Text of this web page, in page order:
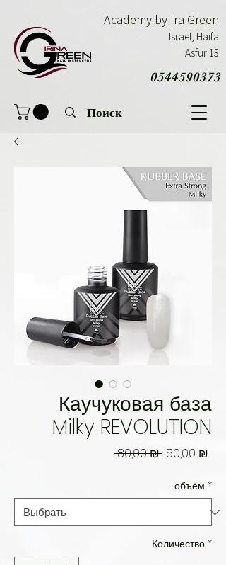
0544590373
Academy by Ira Green
Israel, Haifa
Asfur 13
Каучуковая база
Milky REVOLUTION
80,00 ₪ Обычная
50,00 ₪
объём *
Количество *